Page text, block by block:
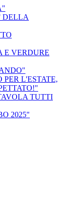
DELLA
E VERDURE
PER L'ESTATE,
TUTTI
2025"